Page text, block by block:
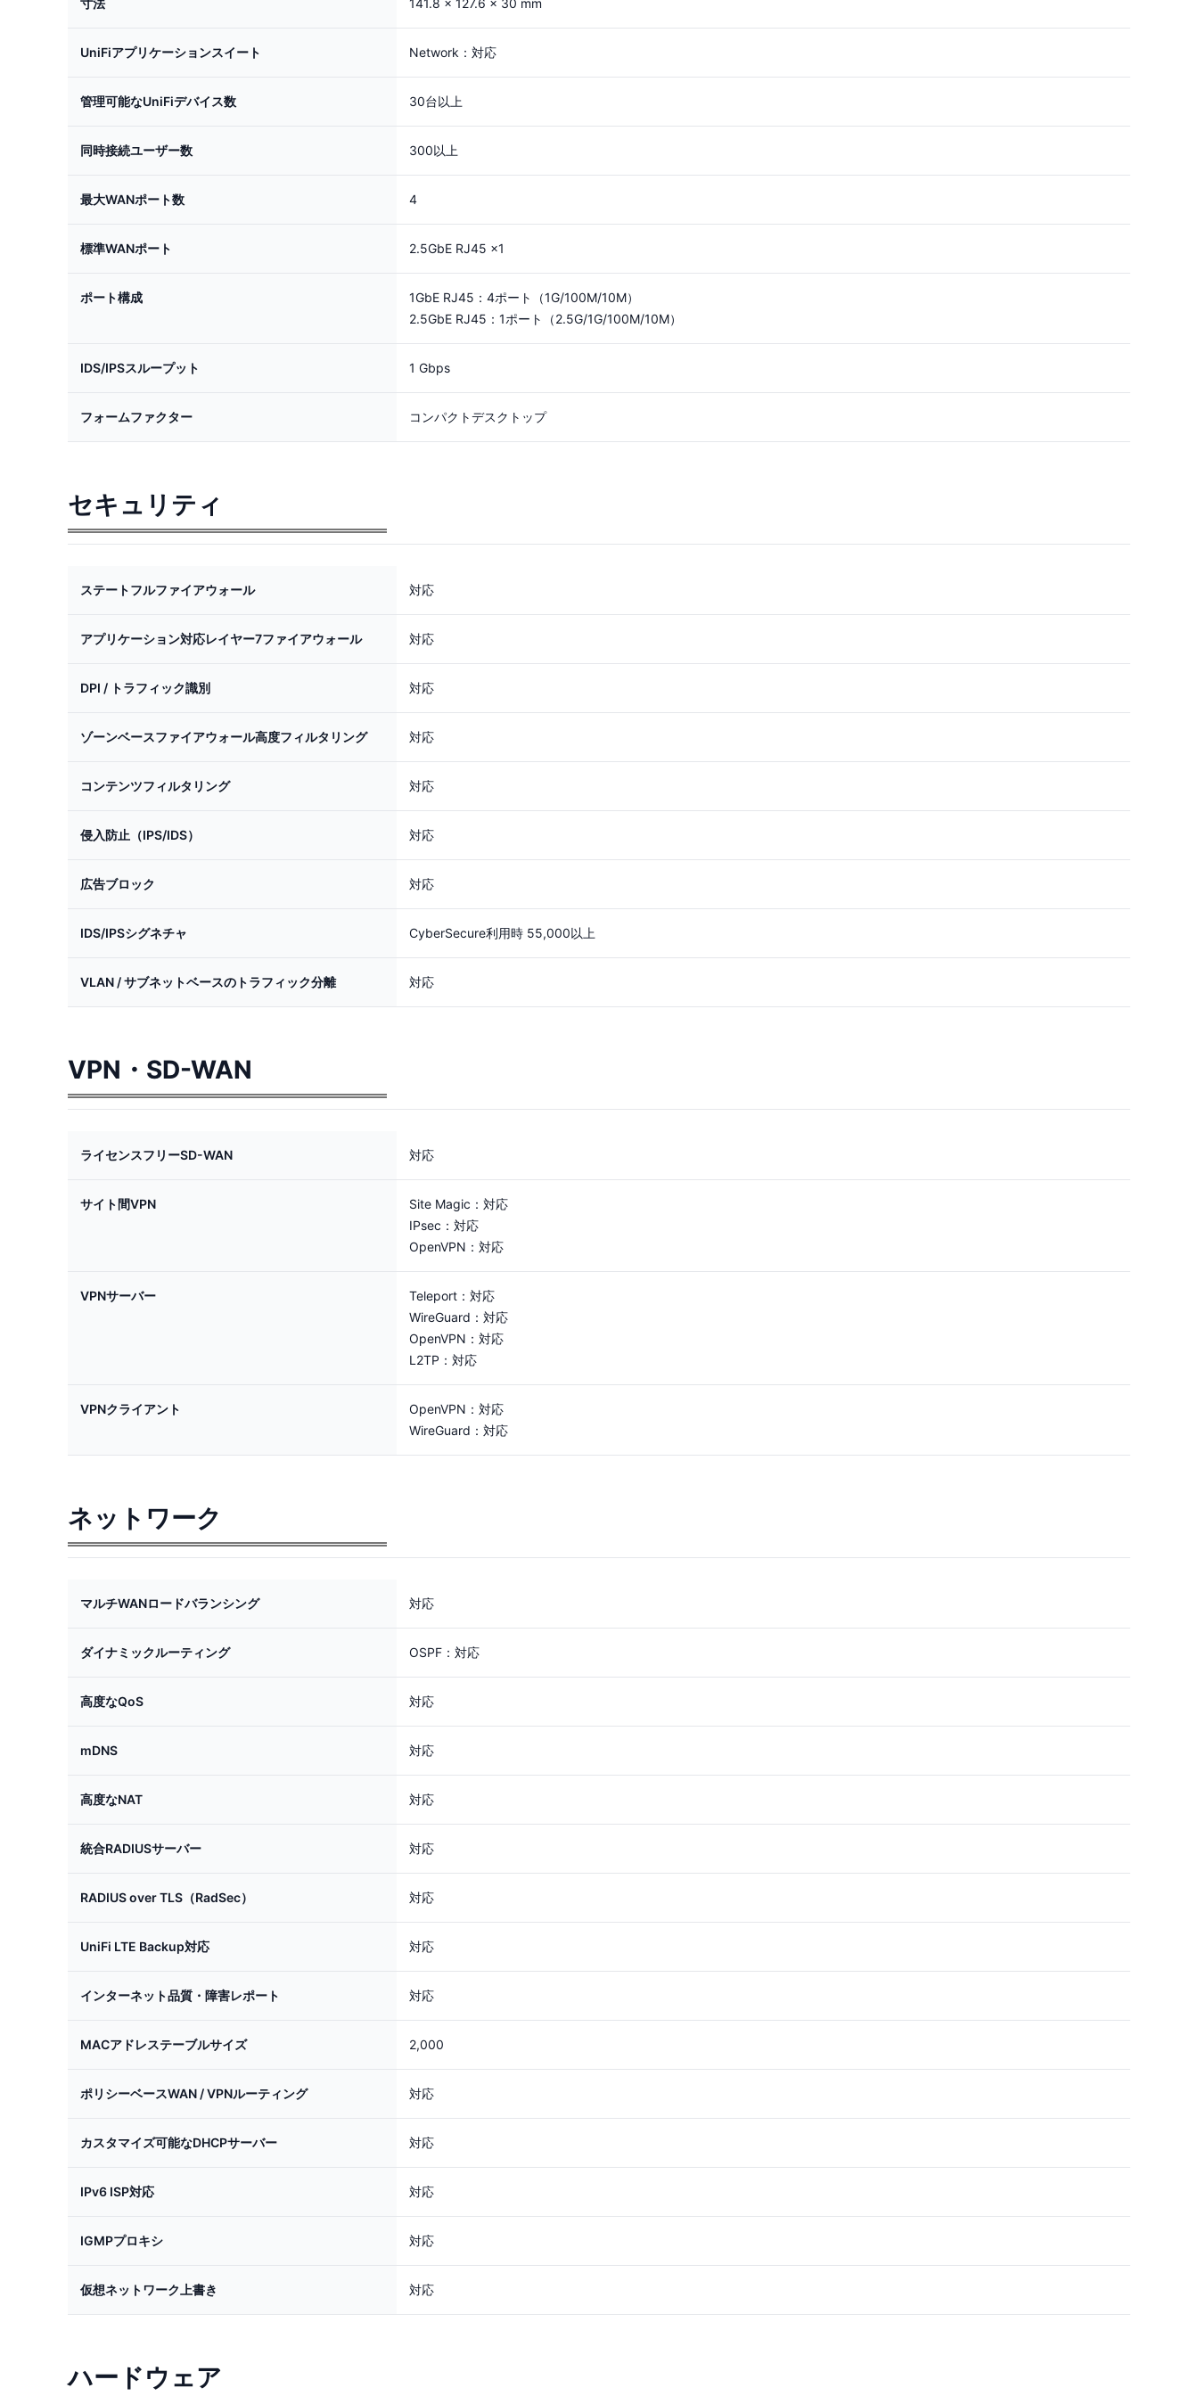
寸法 141.8 × 127.6 × 30 mm
UniFiアプリケーションスイート Network：対応
管理可能なUniFiデバイス数 30台以上
同時接続ユーザー数 300以上
最大WANポート数 4
標準WANポート 2.5GbE RJ45 ×1
ポート構成
1GbE RJ45：4ポート（1G/100M/10M）
2.5GbE RJ45：1ポート（2.5G/1G/100M/10M）
IDS/IPSスループット 1 Gbps
フォームファクター コンパクトデスクトップ
セキュリティ
ステートフルファイアウォール 対応
アプリケーション対応レイヤー7ファイアウォール 対応
DPI / トラフィック識別 対応
ゾーンベースファイアウォール高度フィルタリング 対応
コンテンツフィルタリング 対応
侵入防止（IPS/IDS） 対応
広告ブロック 対応
IDS/IPSシグネチャ CyberSecure利用時 55,000以上
VLAN / サブネットベースのトラフィック分離 対応
VPN・SD-WAN
ライセンスフリーSD-WAN 対応
サイト間VPN
Site Magic：対応
IPsec：対応
OpenVPN：対応
VPNサーバー
Teleport：対応
WireGuard：対応
OpenVPN：対応
L2TP：対応
VPNクライアント
OpenVPN：対応
WireGuard：対応
ネットワーク
マルチWANロードバランシング 対応
ダイナミックルーティング OSPF：対応
高度なQoS 対応
mDNS 対応
高度なNAT 対応
統合RADIUSサーバー 対応
RADIUS over TLS（RadSec） 対応
UniFi LTE Backup対応 対応
インターネット品質・障害レポート 対応
MACアドレステーブルサイズ 2,000
ポリシーベースWAN / VPNルーティング 対応
カスタマイズ可能なDHCPサーバー 対応
IPv6 ISP対応 対応
IGMPプロキシ 対応
仮想ネットワーク上書き 対応
ハードウェア